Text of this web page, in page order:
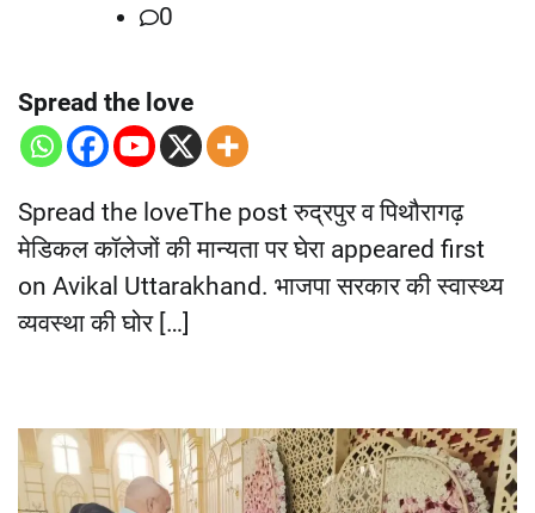
0
Spread the love
Spread the loveThe post रुद्रपुर व पिथौरागढ़
मेडिकल कॉलेजों की मान्यता पर घेरा appeared first
on Avikal Uttarakhand. भाजपा सरकार की स्वास्थ्य
व्यवस्था की घोर […]